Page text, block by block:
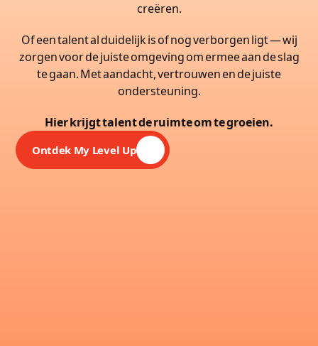
creëren.
Of een talent al duidelijk is of nog verborgen ligt — wij
zorgen voor de juiste omgeving om ermee aan de slag
te gaan. Met aandacht, vertrouwen en de juiste
ondersteuning.
Hier krijgt talent de ruimte om te groeien.
Ontdek My Level Up